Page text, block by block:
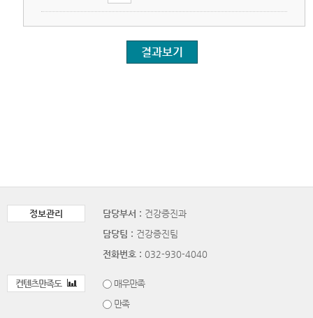
결과보기
정보관리 담당부서 : 건강증진과
담당팀 : 건강증진팀
전화번호 : 032-930-4040
컨텐츠만족도
매우만족
만족